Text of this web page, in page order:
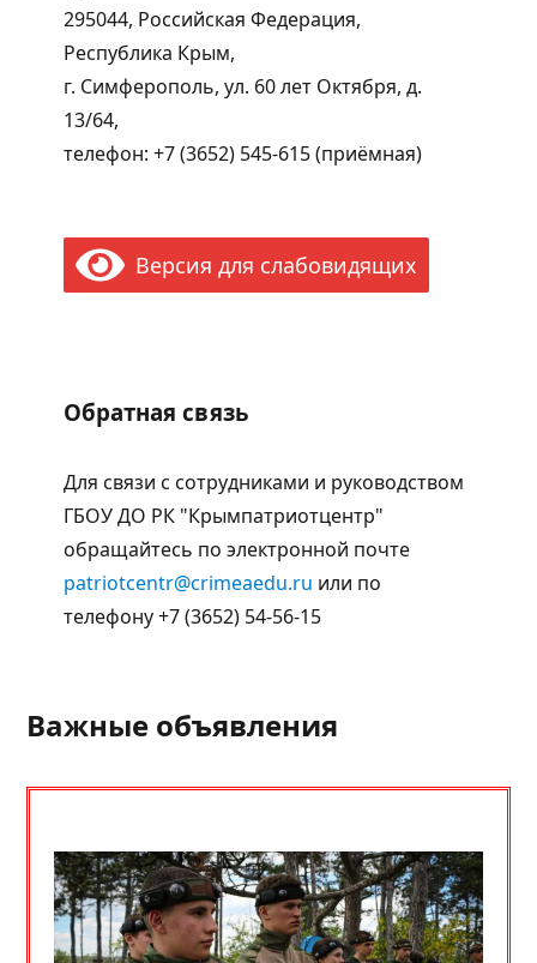
295044, Российская Федерация,
Республика Крым,
г. Симферополь, ул. 60 лет Октября, д.
13/64,
телефон: +7 (3652) 545-615 (приёмная)
Версия для слабовидящих
Обратная связь
Для связи с сотрудниками и руководством
ГБОУ ДО РК "Крымпатриотцентр"
обращайтесь по электронной почте
patriotcentr@crimeaedu.ru или по
телефону +7 (3652) 54-56-15
Важные объявления